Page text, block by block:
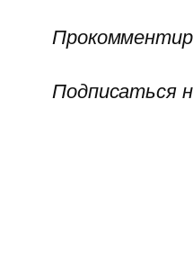
Подписаться